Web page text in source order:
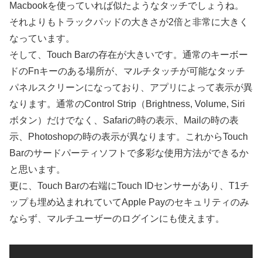
Macbookを使っていれば似たようなタッチでしょうね。
それよりもトラックパッドの大きさが2倍と非常に大きく
なっています。
そして、Touch Barの存在が大きいです。通常のキーボー
ドのFnキーのある場所が、マルチタッチが可能なタッチ
パネルスクリーンになっており、アプリによって表示が異
なります。通常のControl Strip（Brightness, Volume, Siri
ボタン）だけでなく、Safariの時の表示、Mailの時の表
示、Photoshopの時の表示が異なります。これからTouch
Barのサードパーティソフトで多彩な使用方法ができるか
と思います。
更に、Touch Barの右端にTouch IDセンサーがあり、T1チ
ップも埋め込まれれていてApple Payのセキュリティのみ
ならず、マルチユーザーのログインにも使えます。